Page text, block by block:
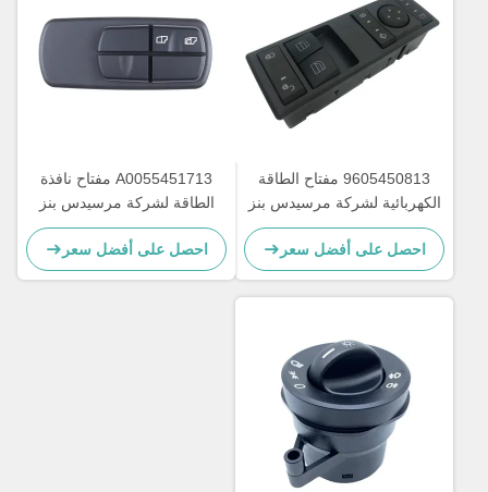
9605450813 مفتاح الطاقة
الكهربائية لشركة مرسيدس بنز
أكتروس MP4 OEM
A9605450813
احصل على أفضل سعر
A0055451713 مفتاح نافذة
الطاقة لشركة مرسيدس بنز
للشاحنة OEM A0035450113
A0025450113
احصل على أفضل سعر